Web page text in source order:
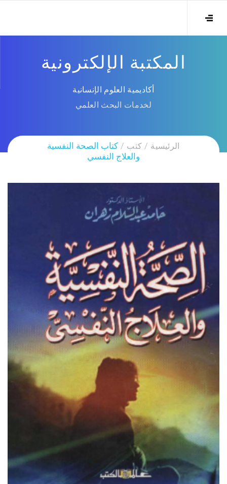
المكتبة الإلكترونية
أكاديمية العلوم الإنسانية
لخدمات البحث العلمي
الرئيسية كتب
كتاب الصحة النفسية
والعلاج النفسي